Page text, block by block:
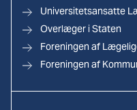
Universitetsansatte
Overlæger i Staten
Foreningen af
Foreningen af